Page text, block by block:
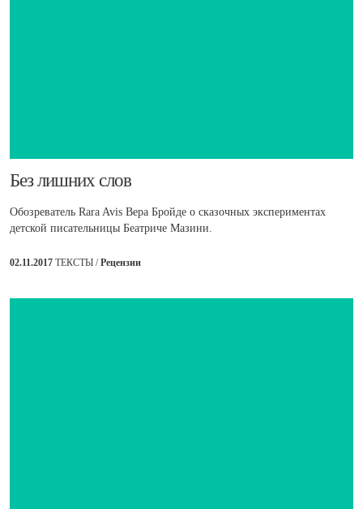
​Без лишних слов
Обозреватель Rara Avis Вера Бройде о сказочных экспериментах
детской писательницы Беатриче Мазини.
02.11.2017 ТЕКСТЫ /Рецензии